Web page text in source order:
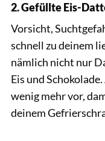
2. Gefüllte Eis-
Vorsicht,
schnell zu deinem
nämlich nicht nur
Eis und
wenig mehr vor,
deinem